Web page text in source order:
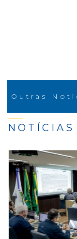
Outras
NOTÍCIAS